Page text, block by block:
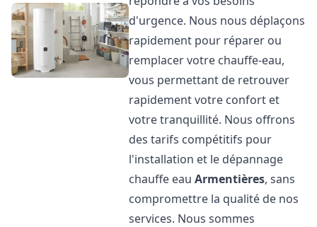
d'urgence. Nous nous déplaçons
rapidement pour réparer ou
remplacer votre chauffe-eau,
vous permettant de retrouver
rapidement votre confort et
votre tranquillité. Nous offrons
des tarifs compétitifs pour
l'installation et le dépannage
chauffe eauArmentières, sans
compromettre la qualité de nos
services. Nous sommes